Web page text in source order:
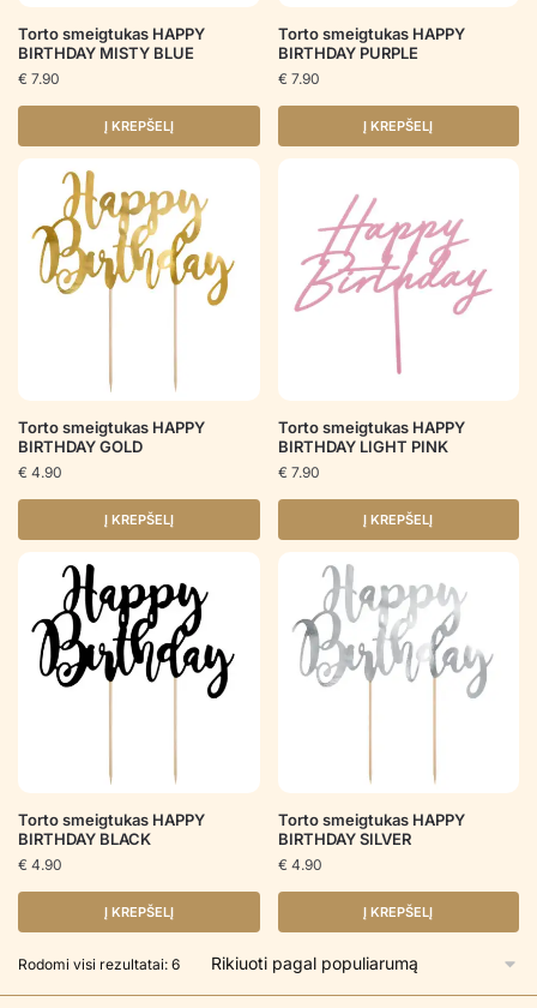
Torto smeigtukas HAPPY
BIRTHDAY MISTY BLUE
€ 7.90
Į KREPŠELĮ
Torto smeigtukas HAPPY
BIRTHDAY PURPLE
€ 7.90
Į KREPŠELĮ
Torto smeigtukas HAPPY
BIRTHDAY GOLD
€ 4.90
Į KREPŠELĮ
Torto smeigtukas HAPPY
BIRTHDAY LIGHT PINK
€ 7.90
Į KREPŠELĮ
Torto smeigtukas HAPPY
BIRTHDAY BLACK
€ 4.90
Į KREPŠELĮ
Torto smeigtukas HAPPY
BIRTHDAY SILVER
€ 4.90
Į KREPŠELĮ
Rodomi visi rezultatai: 6Rūšiuojama